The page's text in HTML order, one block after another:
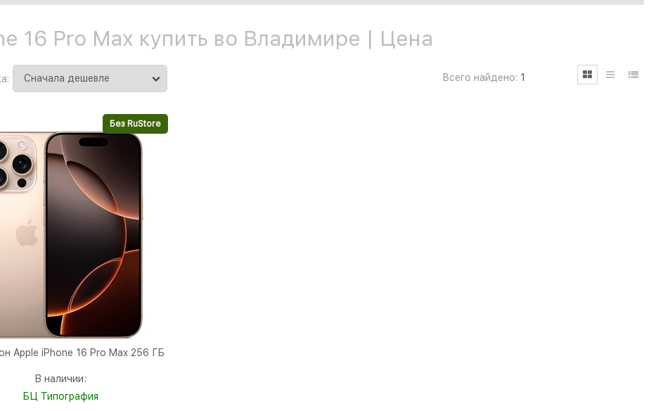
16 Pro Max купить во Владимире | Цена
Всего найдено: 1
Apple iPhone 16 Pro Max 256 ГБ
В наличии:
БЦ Типография
Без RuStore